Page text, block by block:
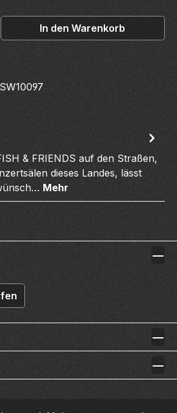
Gib den
In den Warenkorb
SW10097
& FRIENDS auf den Straßen,
dieses Landes, lässt
Mehr